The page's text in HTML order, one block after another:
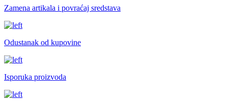
Zamena artikala i povraćaj sredstava
Odustanak od kupovine
Isporuka proizvoda